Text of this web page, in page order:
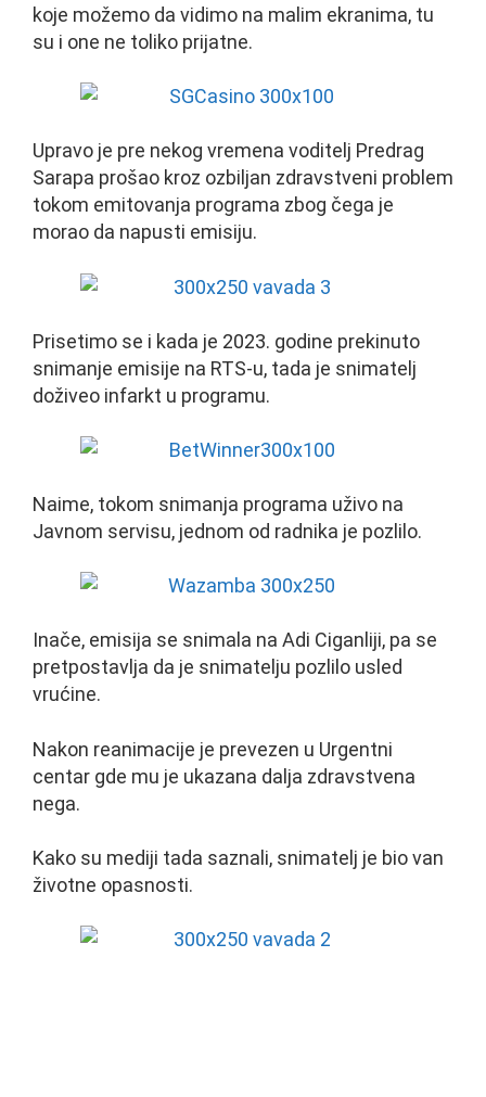
koje možemo da vidimo na malim ekranima, tu
su i one ne toliko prijatne.
Upravo je pre nekog vremena voditelj Predrag
Sarapa prošao kroz ozbiljan zdravstveni problem
tokom emitovanja programa zbog čega je
morao da napusti emisiju.
Prisetimo se i kada je 2023. godine prekinuto
snimanje emisije na RTS-u, tada je snimatelj
doživeo infarkt u programu.
Naime, tokom snimanja programa uživo na
Javnom servisu, jednom od radnika je pozlilo.
Inače, emisija se snimala na Adi Ciganliji, pa se
pretpostavlja da je snimatelju pozlilo usled
vrućine.
Nakon reanimacije je prevezen u Urgentni
centar gde mu je ukazana dalja zdravstvena
nega.
Kako su mediji tada saznali, snimatelj je bio van
životne opasnosti.